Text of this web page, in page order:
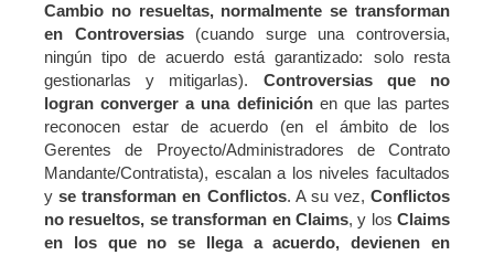
Cambio no resueltas, normalmente se transforman
en Controversias(cuando surge una controversia,
ningún tipo de acuerdo está garantizado: solo resta
gestionarlas y mitigarlas). Controversias que no
logran converger a una definiciónen que las partes
reconocen estar de acuerdo (en el ámbito de los
Gerentes de Proyecto/Administradores de Contrato
Mandante/Contratista), escalan a los niveles facultados
yse transforman en Conflictos. A su vez, Conflictos
no resueltos, se transforman en Claims, y los Claims
en los que no se llega a acuerdo, devienen en